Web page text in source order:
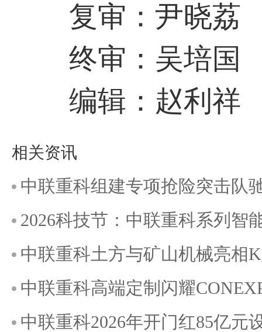
复审：尹晓荔
终审：吴培国
编辑：赵利祥
相关资讯
中联重科组建专项抢险突击队
2026科技节：中联重科系列智
中联重科土方与矿山机械亮相
中联重科高端定制闪耀
中联重科2026年开门红85亿元